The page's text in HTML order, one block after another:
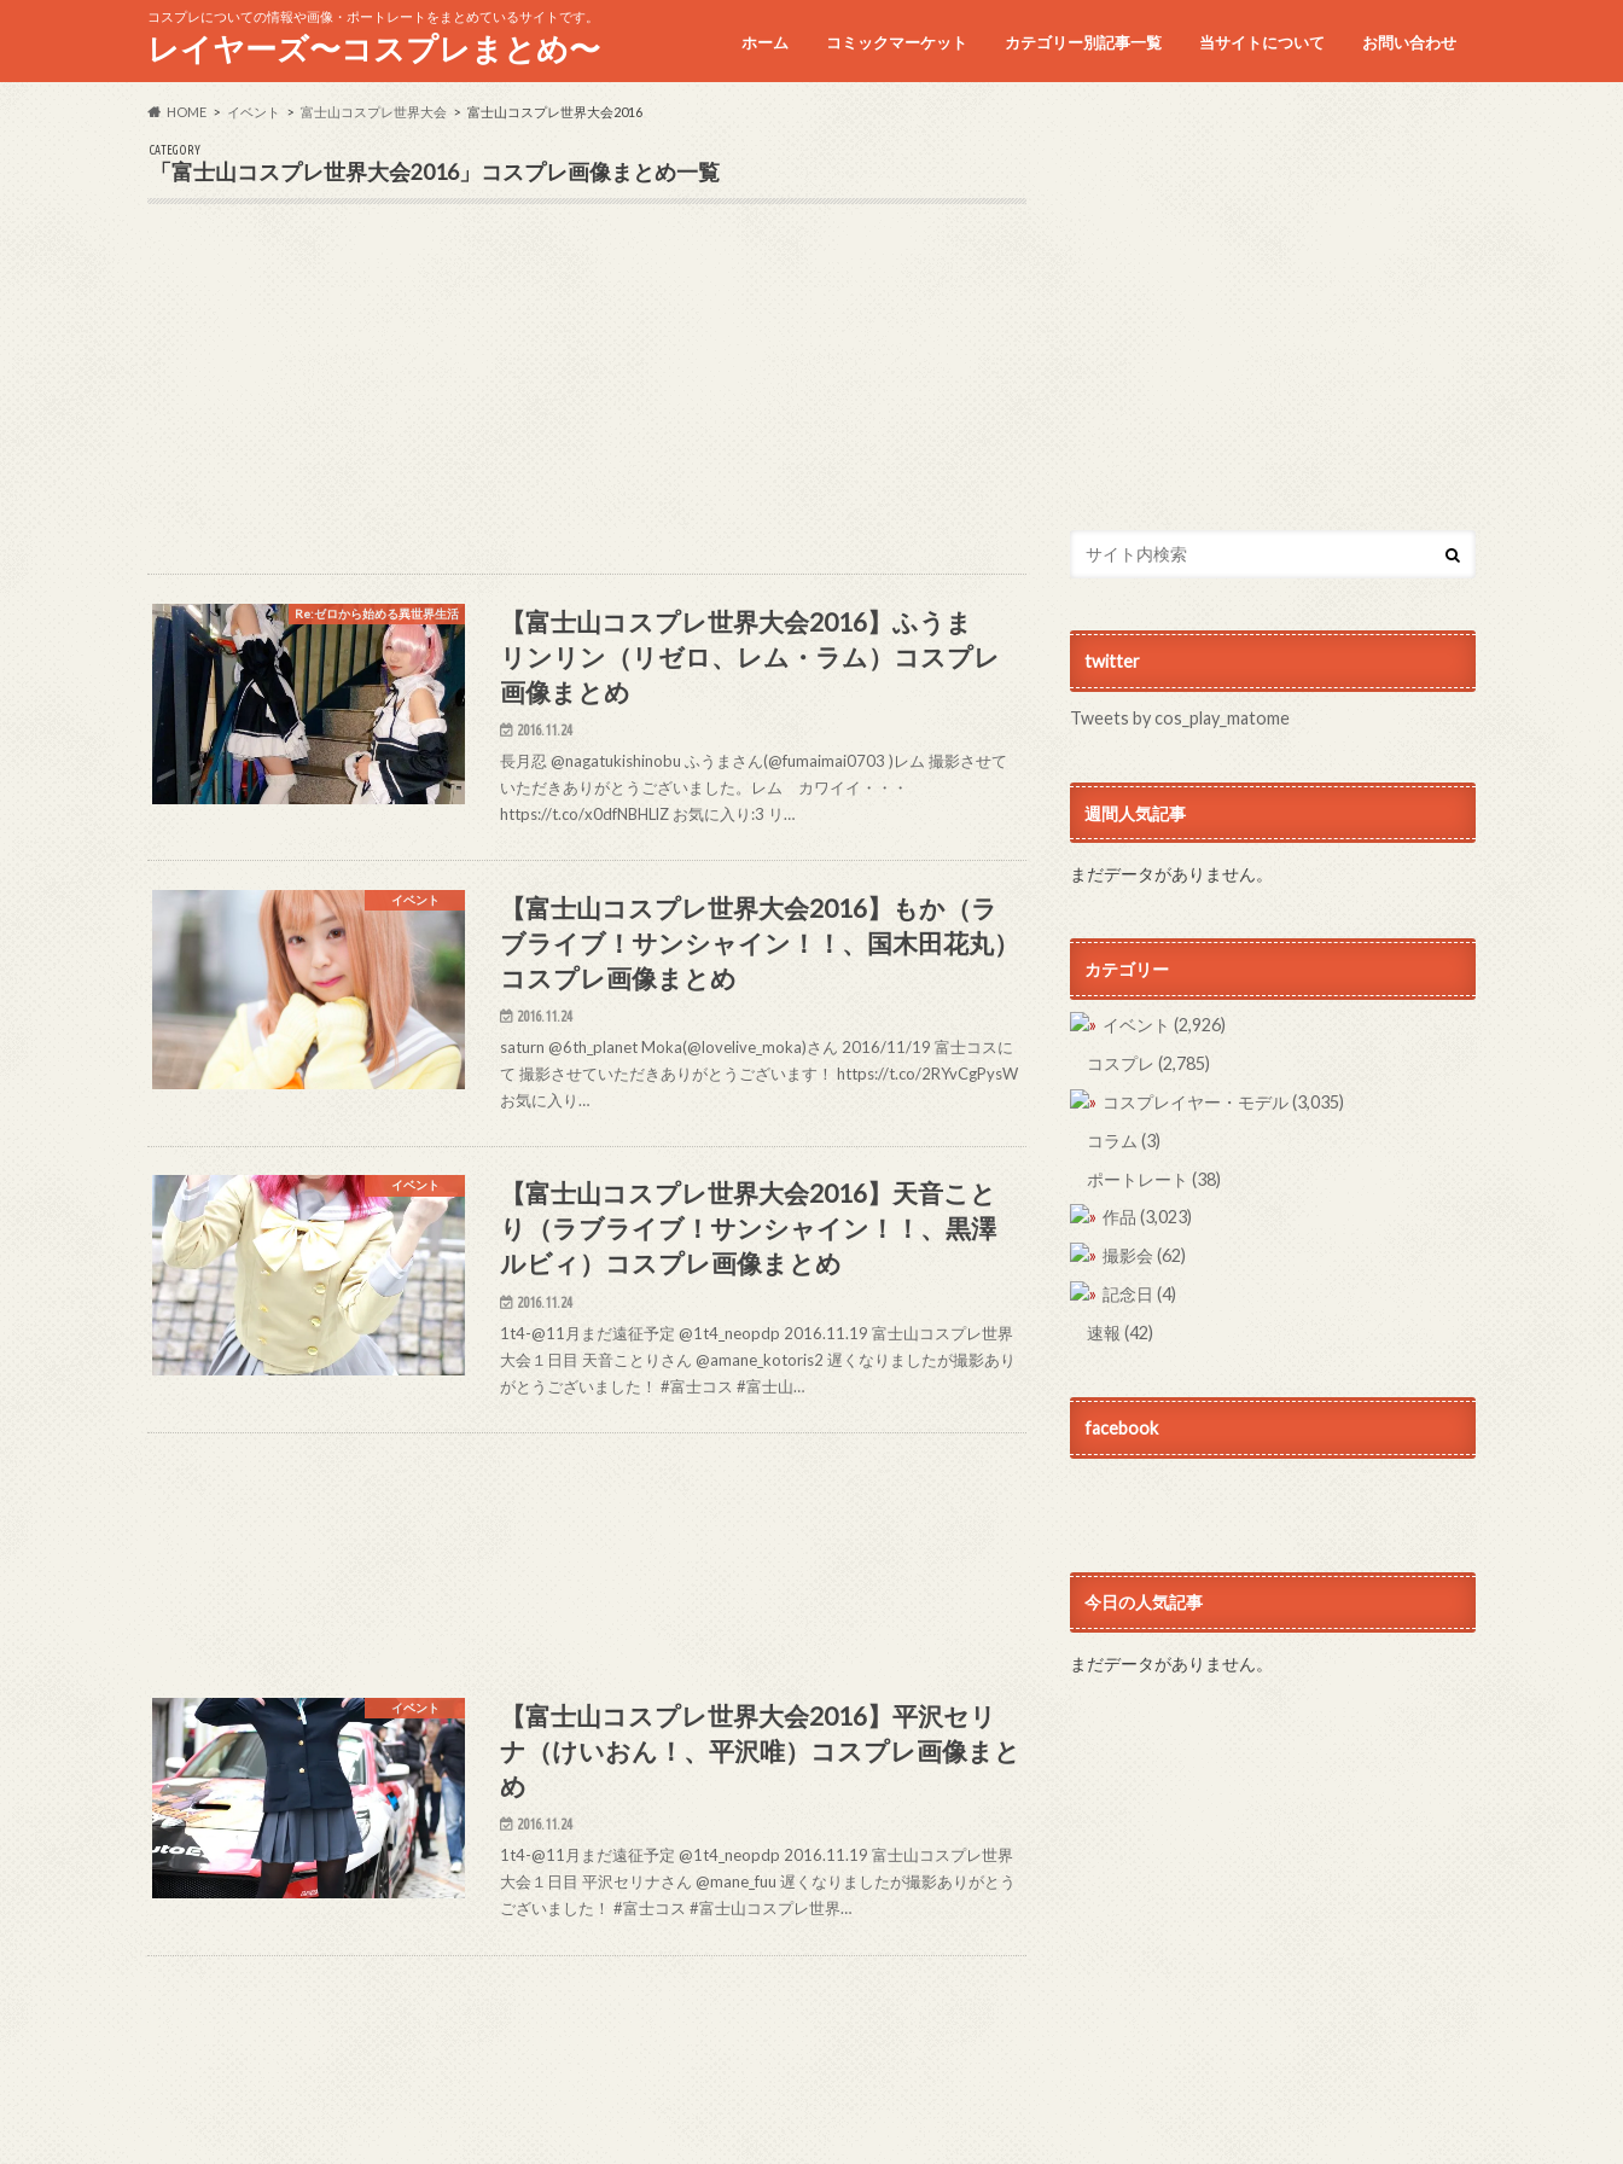
コスプレについての情報や画像・ポートレートをまとめているサイトです。
レイヤーズ〜コスプレまとめ〜 ホーム コミックマーケット
コミケC90
コミケC91
コミケC92
コミケC93
コミケC94
コミケC95
カテゴリー別記事一覧 当サイトについて お問い合わせ
HOME イベント 富士山コスプレ世界大会 富士山コスプレ世界大会2016
CATEGORY
「富士山コスプレ世界大会2016」コスプレ画像まとめ一覧
Re:ゼロから始める異世界生活
【富士山コスプレ世界大会2016】ふうま
リンリン（リゼロ、レム・ラム）コスプレ
画像まとめ
2016.11.24
長月忍 @nagatukishinobu ふうまさん(@fumaimai0703 )レム 撮影させて
いただきありがとうございました。レム カワイイ・・・
https://t.co/x0dfNBHLlZ お気に入り:3 リ…
イベント
【富士山コスプレ世界大会2016】もか（ラ
ブライブ！サンシャイン！！、国木田花丸）
コスプレ画像まとめ
2016.11.24
saturn @6th_planet Moka(@lovelive_moka)さん 2016/11/19 富士コスに
て 撮影させていただきありがとうございます！ https://t.co/2RYvCgPysW
お気に入り…
イベント
【富士山コスプレ世界大会2016】天音こと
り（ラブライブ！サンシャイン！！、黒澤
ルビィ）コスプレ画像まとめ
2016.11.24
1t4-@11月まだ遠征予定 @1t4_neopdp 2016.11.19 富士山コスプレ世界
大会１日目 天音ことりさん @amane_kotoris2 遅くなりましたが撮影あり
がとうございました！ #富士コス #富士山…
イベント
【富士山コスプレ世界大会2016】平沢セリ
ナ（けいおん！、平沢唯）コスプレ画像まと
め
2016.11.24
1t4-@11月まだ遠征予定 @1t4_neopdp 2016.11.19 富士山コスプレ世界
大会１日目 平沢セリナさん @mane_fuu 遅くなりましたが撮影ありがとう
ございました！ #富士コス #富士山コスプレ世界…
twitter
Tweets by cos_play_matome
週間人気記事
まだデータがありません。
カテゴリー
イベント (2,926)
コスプレ (2,785)
コスプレイヤー・モデル(3,035)
コラム (3)
ポートレート (38)
作品 (3,023)
撮影会 (62)
記念日 (4)
速報 (42)
facebook
今日の人気記事
まだデータがありません。